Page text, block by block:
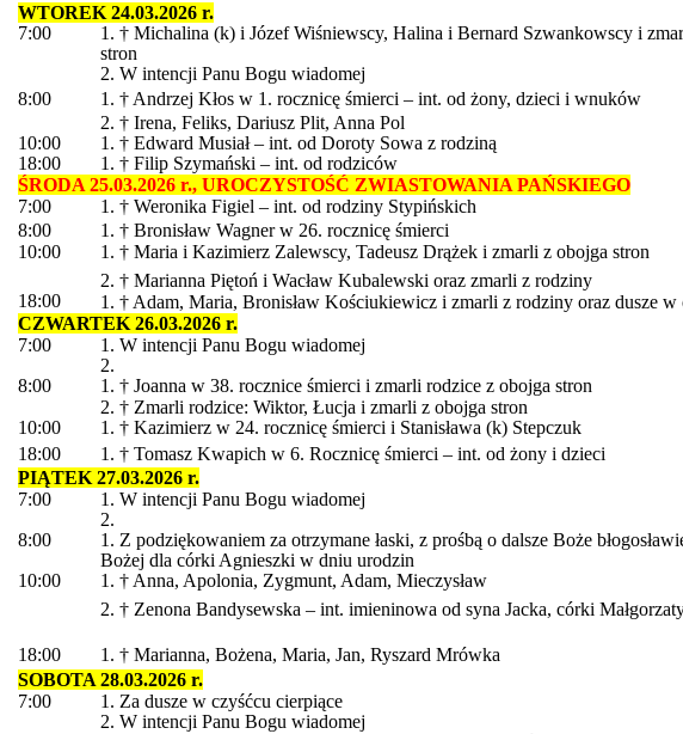
WTOREK 24.03.2026 r.
7:00
1. † Michalina (k) i Józef Wiśniewscy, Halina i Bernard Szwankowscy i
stron
2. W intencji Panu Bogu wiadomej
8:00
1. † Andrzej Kłos w 1. rocznicę śmierci – int. od żony, dzieci i wnuków
2. † Irena, Feliks, Dariusz Plit, Anna Pol
10:00
1. † Edward Musiał – int. od Doroty Sowa z rodziną
18:00
1. † Filip Szymański – int. od rodziców
ŚRODA 25.03.2026 r., UROCZYSTOŚĆ ZWIASTOWANIA PAŃSKIEGO
7:00
1. † Weronika Figiel – int. od rodziny Stypińskich
8:00
1. † Bronisław Wagner w 26. rocznicę śmierci
10:00
1. † Maria i Kazimierz Zalewscy, Tadeusz Drążek i zmarli z obojga stron
2. † Marianna Piętoń i Wacław Kubalewski oraz zmarli z rodziny
18:00
1. † Adam, Maria, Bronisław Kościukiewicz i zmarli z rodziny oraz dusze w
CZWARTEK 26.03.2026 r.
7:00
1. W intencji Panu Bogu wiadomej
2.
8:00
1. † Joanna w 38. rocznice śmierci i zmarli rodzice z obojga stron
2. † Zmarli rodzice: Wiktor, Łucja i zmarli z obojga stron
10:00
1. † Kazimierz w 24. rocznicę śmierci i Stanisława (k) Stepczuk
18:00
1. † Tomasz Kwapich w 6. Rocznicę śmierci – int. od żony i dzieci
PIĄTEK 27.03.2026 r.
7:00
1. W intencji Panu Bogu wiadomej
2.
8:00
1. Z podziękowaniem za otrzymane łaski, z prośbą o dalsze Boże
Bożej dla córki Agnieszki w dniu urodzin
10:00
1. † Anna, Apolonia, Zygmunt, Adam, Mieczysław
2. † Zenona Bandysewska – int. imieninowa od syna Jacka, córki
18:00
1. † Marianna, Bożena, Maria, Jan, Ryszard Mrówka
SOBOTA 28.03.2026 r.
7:00
1. Za dusze w czyśćcu cierpiące
2. W intencji Panu Bogu wiadomej